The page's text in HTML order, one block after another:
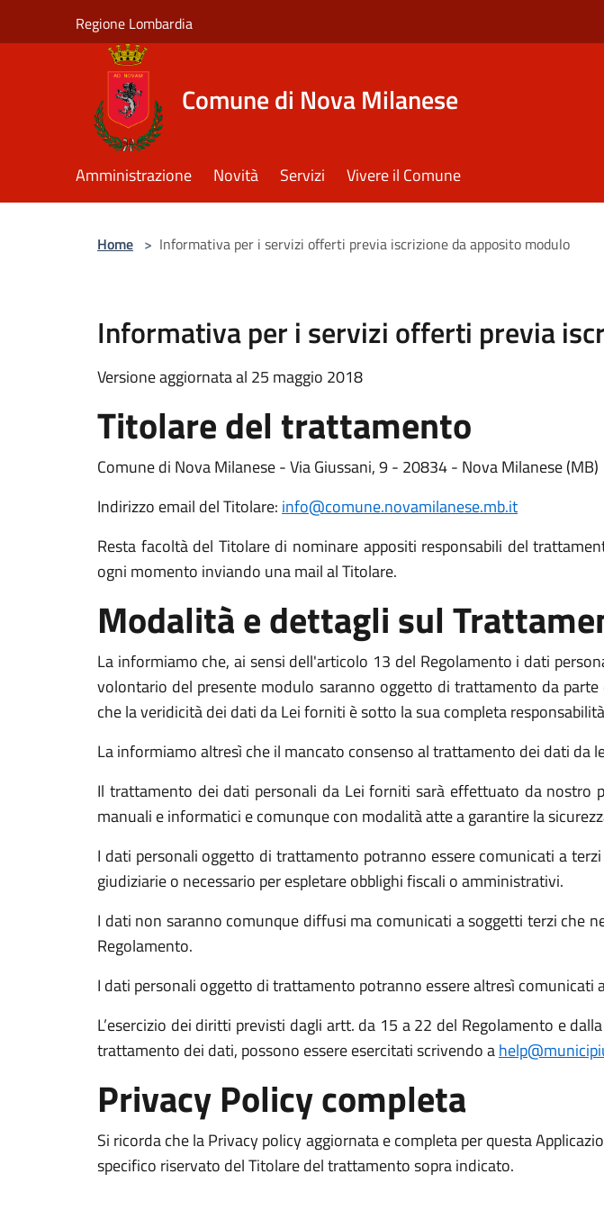
Regione Lombardia
Comune di Nova Milanese
Amministrazione Novità Servizi Vivere il Comune
Home > Informativa per i servizi offerti previa iscrizione da apposito modulo
Informativa per i servizi offerti previa
Versione aggiornata al 25 maggio 2018
Titolare del trattamento
Comune di Nova Milanese - Via Giussani, 9 - 20834 - Nova Milanese (MB)
Indirizzo email del Titolare: info@comune.novamilanese.mb.it
Resta facoltà del Titolare di nominare appositi responsabili del
ogni momento inviando una mail al Titolare.
Modalità e dettagli sul
La informiamo che, ai sensi dell'articolo 13 del Regolamento i dati
volontario del presente modulo saranno oggetto di trattamento da
che la veridicità dei dati da Lei forniti è sotto la sua completa
La informiamo altresì che il mancato consenso al trattamento dei dati da
Il trattamento dei dati personali da Lei forniti sarà effettuato da
manuali e informatici e comunque con modalità atte a garantire la
I dati personali oggetto di trattamento potranno essere comunicati a
giudiziarie o necessario per espletare obblighi fiscali o amministrativi.
I dati non saranno comunque diffusi ma comunicati a soggetti terzi che
Regolamento.
I dati personali oggetto di trattamento potranno essere altresì
L’esercizio dei diritti previsti dagli artt. da 15 a 22 del Regolamento e
trattamento dei dati, possono essere esercitati scrivendo a
Privacy Policy completa
Si ricorda che la Privacy policy aggiornata e completa per questa
specifico riservato del Titolare del trattamento sopra indicato.